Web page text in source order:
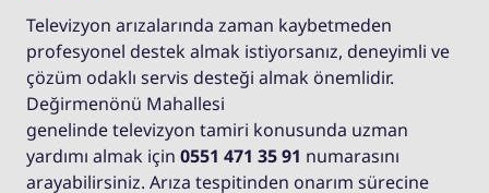
Televizyon arızalarında zaman kaybetmeden
profesyonel destek almak istiyorsanız, deneyimli ve
çözüm odaklı servis desteği almak önemlidir.
Değirmenönü Mahallesi
genelinde televizyon tamiri konusunda uzman
yardımı almak için 0551 471 35 91 numarasını
arayabilirsiniz. Arıza tespitinden onarım sürecine